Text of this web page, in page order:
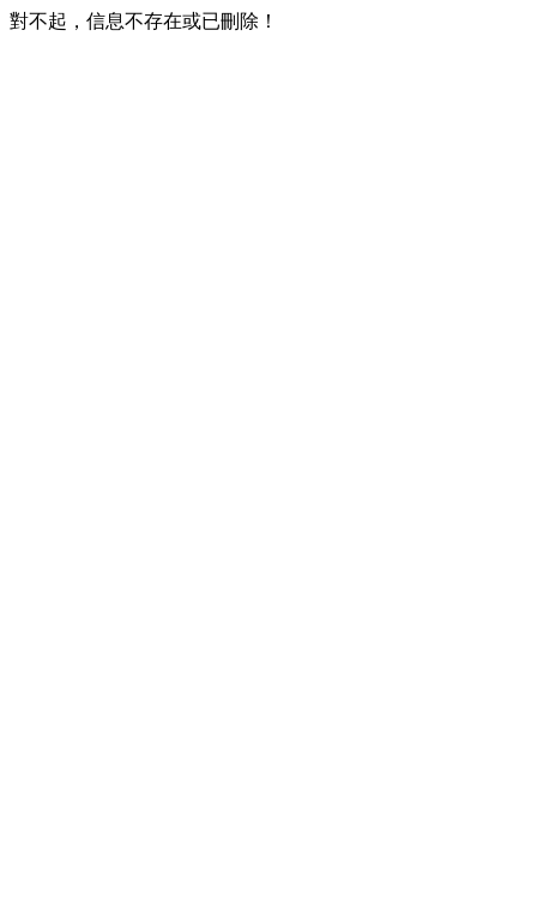
對不起，信息不存在或已刪除！